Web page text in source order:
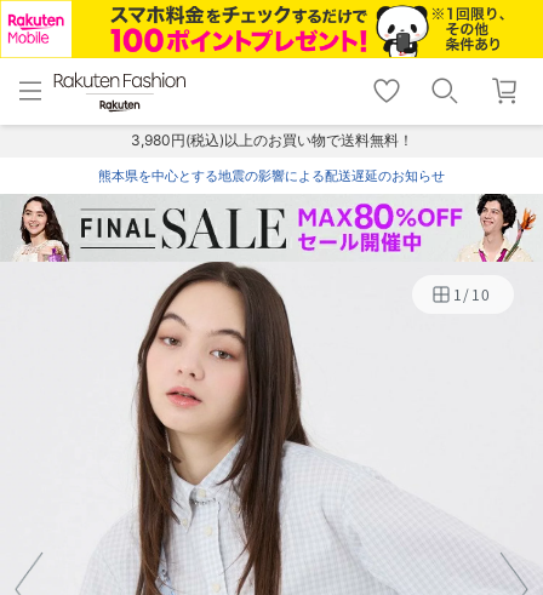
menu home
トップ
shopping_cart lock_outline
ログイン
3,980円(税込)以上のお買い物で送料無料！
熊本県を中心とする地震の影響による配送遅延のお知らせ
1/10